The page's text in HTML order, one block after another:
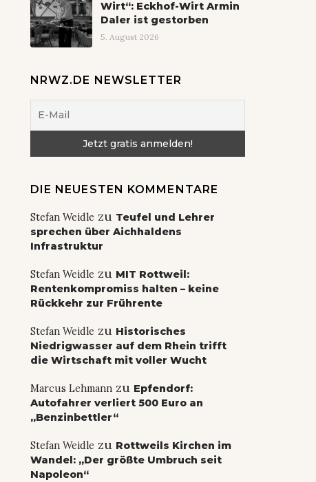
Wirt“: Eckhof-Wirt Armin
Daler ist gestorben
5. August 2026
NRWZ.DE NEWSLETTER
DIE NEUESTEN KOMMENTARE
Stefan Weidle zu Teufel und Lehrer
sprechen über Aichhaldens
Infrastruktur
Stefan Weidle zu MIT Rottweil:
Rentenkompromiss halten – keine
Rückkehr zur Frührente
Stefan Weidle zu Historisches
Niedrigwasser auf dem Rhein trifft
die Wirtschaft mit voller Wucht
Marcus Lehmannzu Epfendorf:
Autofahrer verliert 500 Euro an
„Benzinbettler“
Stefan Weidle zu Rottweils Kirchen im
Wandel: „Der größte Umbruch seit
Napoleon“